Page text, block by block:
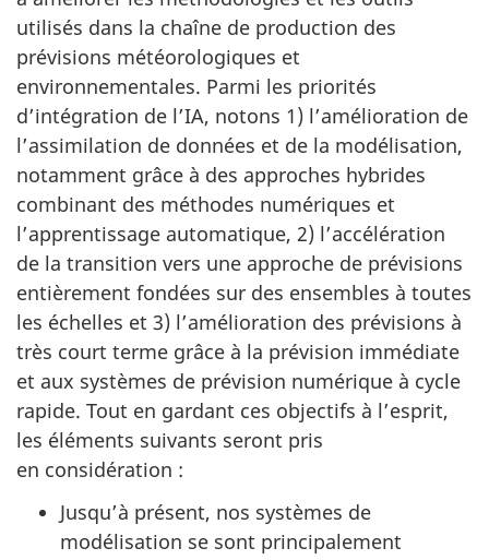
utilisés dans la chaîne de production des
prévisions météorologiques et
environnementales. Parmi les priorités
d’intégration de l’IA, notons 1) l’amélioration de
l’assimilation de données et de la modélisation,
notamment grâce à des approches hybrides
combinant des méthodes numériques et
l’apprentissage automatique, 2) l’accélération
de la transition vers une approche de prévisions
entièrement fondées sur des ensembles à toutes
les échelles et 3) l’amélioration des prévisions à
très court terme grâce à la prévision immédiate
et aux systèmes de prévision numérique à cycle
rapide. Tout en gardant ces objectifs à l’esprit,
les éléments suivants seront pris
en considération :
Jusqu’à présent, nos systèmes de
modélisation se sont principalement